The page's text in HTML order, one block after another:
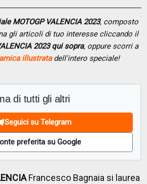
MOTOGP VALENCIA 2023, composto
gli articoli di tuo interesse cliccando il
2023 qui sopra, oppure scorri a
illustratadell'intero speciale!
di tutti gli altri
Seguici su Telegram
preferita su Google
Francesco Bagnaia si laurea